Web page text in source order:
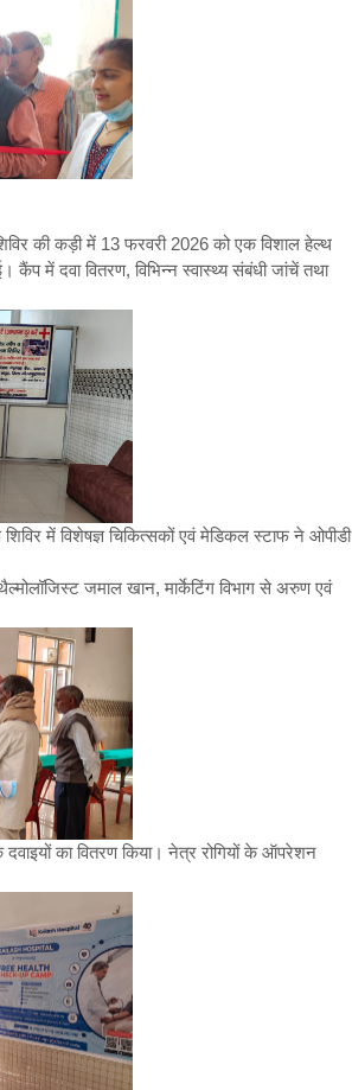
की कड़ी में 13 फरवरी 2026 को एक विशाल हेल्थ
में दवा वितरण, विभिन्न स्वास्थ्य संबंधी जांचें तथा
में विशेषज्ञ चिकित्सकों एवं मेडिकल स्टाफ ने ओपीडी
जमाल खान, मार्केटिंग विभाग से अरुण एवं
दवाइयों का वितरण किया। नेत्र रोगियों के ऑपरेशन